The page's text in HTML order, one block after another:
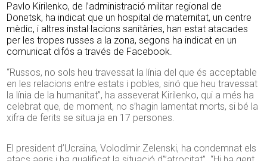
Pavlo Kirilenko, de l’administració militar regional de
Donetsk, ha indicat que un hospital de maternitat, un centre
mèdic, i altres instal·lacions sanitàries, han estat atacades
per les tropes russes a la zona, segons ha indicat en un
comunicat difós a través de Facebook.
“Russos, no sols heu travessat la línia del que és acceptable
en les relacions entre estats i pobles, sinó que heu travessat
la línia de la humanitat”, ha asseverat Kirilenko, qui a més ha
celebrat que, de moment, no s’hagin lamentat morts, si bé la
xifra de ferits se situa ja en 17 persones.
El president d’Ucraïna, Volodímir Zelenski, ha condemnat els